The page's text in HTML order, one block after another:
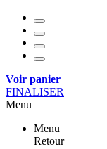
Voir panier
FINALISER
Menu
Menu
Retour